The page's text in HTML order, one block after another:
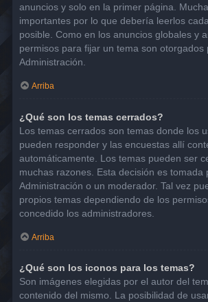
anuncios y solo en la primer página.
importantes por lo que debería leerlos
posible. Como en los anuncios globales y
permisos para fijar un tema son otorgados
Administración.
Arriba
¿Qué son los temas cerrados?
Los temas cerrados son temas donde los
pueden responder y las encuestas allí
automáticamente. Los temas pueden ser
muchas razones. Esta decisión es tomada
Administración o un moderador. Tal vez
propios temas dependiendo de los
concedido los administradores.
Arriba
¿Qué son los iconos para los temas?
Son imágenes elegidas por el autor del
contenido del mismo. La posibilidad de